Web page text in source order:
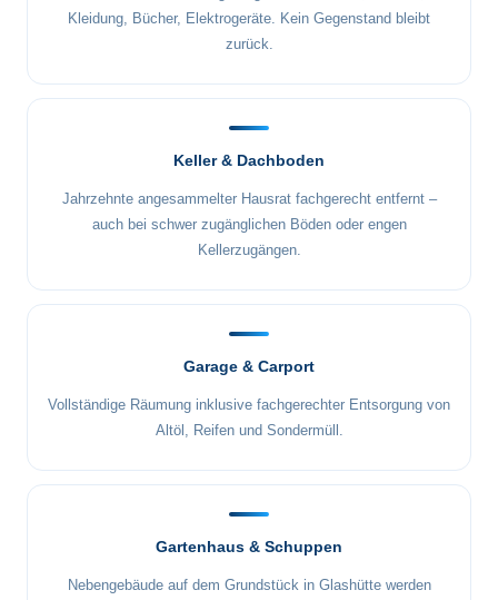
Kleidung, Bücher, Elektrogeräte. Kein Gegenstand bleibt
zurück.
Keller & Dachboden
Jahrzehnte angesammelter Hausrat fachgerecht entfernt –
auch bei schwer zugänglichen Böden oder engen
Kellerzugängen.
Garage & Carport
Vollständige Räumung inklusive fachgerechter Entsorgung von
Altöl, Reifen und Sondermüll.
Gartenhaus & Schuppen
Nebengebäude auf dem Grundstück in Glashütte werden